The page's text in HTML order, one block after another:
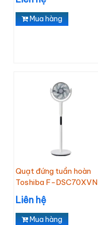
Mua hàng
Quạt đứng tuần hoàn
Toshiba F-DSC70XVN
Liên hệ
Mua hàng